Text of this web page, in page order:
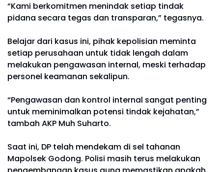
“Kami berkomitmen menindak setiap tindak
pidana secara tegas dan transparan,” tegasnya.
Belajar dari kasus ini, pihak kepolisian meminta
setiap perusahaan untuk tidak lengah dalam
melakukan pengawasan internal, meski terhadap
personel keamanan sekalipun.
“Pengawasan dan kontrol internal sangat penting
untuk meminimalkan potensi tindak kejahatan,”
tambah AKP Muh Suharto.
Saat ini, DP telah mendekam di sel tahanan
Mapolsek Godong. Polisi masih terus melakukan